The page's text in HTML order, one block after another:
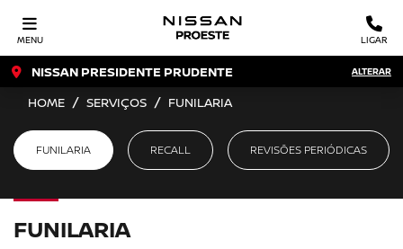
MENU LIGAR
NISSAN PRESIDENTE PRUDENTE ALTERAR
HOME SERVIÇOS FUNILARIA
RECALL REVISÕES PERIÓDICAS
FUNILARIA
FUNILARIA